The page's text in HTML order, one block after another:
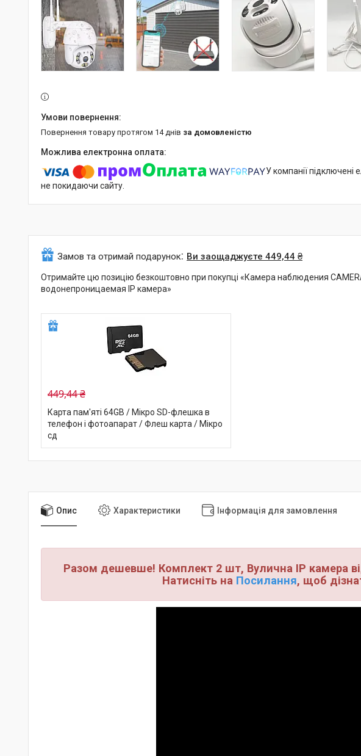
повернення товару протягом 14 днів за домовленістю
У компанії
не покидаючи сайту.
Замов та отримай подарунок Ви заощаджуєте 449,44 ₴
Отримайте цю позицію безкоштовно при покупці «Камера наблюдения
водонепроницаемая IP камера»
449,44 ₴
Карта пам'яті 64GB / Мікро SD-флешка в
телефон і фотоапарат / Флеш карта / Мікро
сд
Опис Характеристики Інформація для замовлення
Разом дешевше! Комплект 2 шт, Вулична IP камера
Натисніть на Посилання, щоб